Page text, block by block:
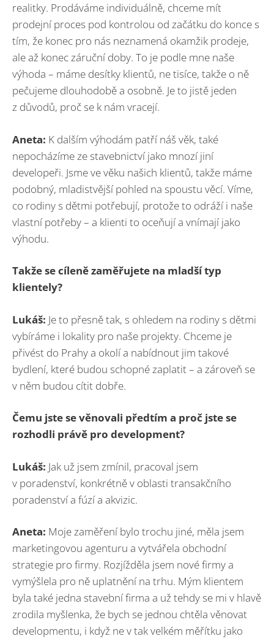
realitky. Prodáváme individuálně, chceme mít
prodejní proces pod kontrolou od začátku do konce s
tím, že konec pro nás neznamená okamžik prodeje,
ale až konec záruční doby. To je podle mne naše
výhoda – máme desítky klientů, ne tisíce, takže o ně
pečujeme dlouhodobě a osobně. Je to jistě jeden
z důvodů, proč se k nám vracejí.
Aneta: K dalším výhodám patří náš věk, také
nepocházíme ze stavebnictví jako mnozí jiní
developeři. Jsme ve věku našich klientů, takže máme
podobný, mladistvější pohled na spoustu věcí. Víme,
co rodiny s dětmi potřebují, protože to odráží i naše
vlastní potřeby – a klienti to oceňují a vnímají jako
výhodu.
Takže se cíleně zaměřujete na mladší typ
klientely?
Lukáš: Je to přesně tak, s ohledem na rodiny s dětmi
vybíráme i lokality pro naše projekty. Chceme je
přivést do Prahy a okolí a nabídnout jim takové
bydlení, které budou schopné zaplatit – a zároveň se
v něm budou cítit dobře.
Čemu jste se věnovali předtím a proč jste se
rozhodli právě pro development?
Lukáš: Jak už jsem zmínil, pracoval jsem
v poradenství, konkrétně v oblasti transakčního
poradenství a fúzí a akvizic.
Aneta: Moje zaměření bylo trochu jiné, měla jsem
marketingovou agenturu a vytvářela obchodní
strategie pro firmy. Rozjížděla jsem nové firmy a
vymýšlela pro ně uplatnění na trhu. Mým klientem
byla také jedna stavební firma a už tehdy se mi v hlavě
zrodila myšlenka, že bych se jednou chtěla věnovat
developmentu, i když ne v tak velkém měřítku jako